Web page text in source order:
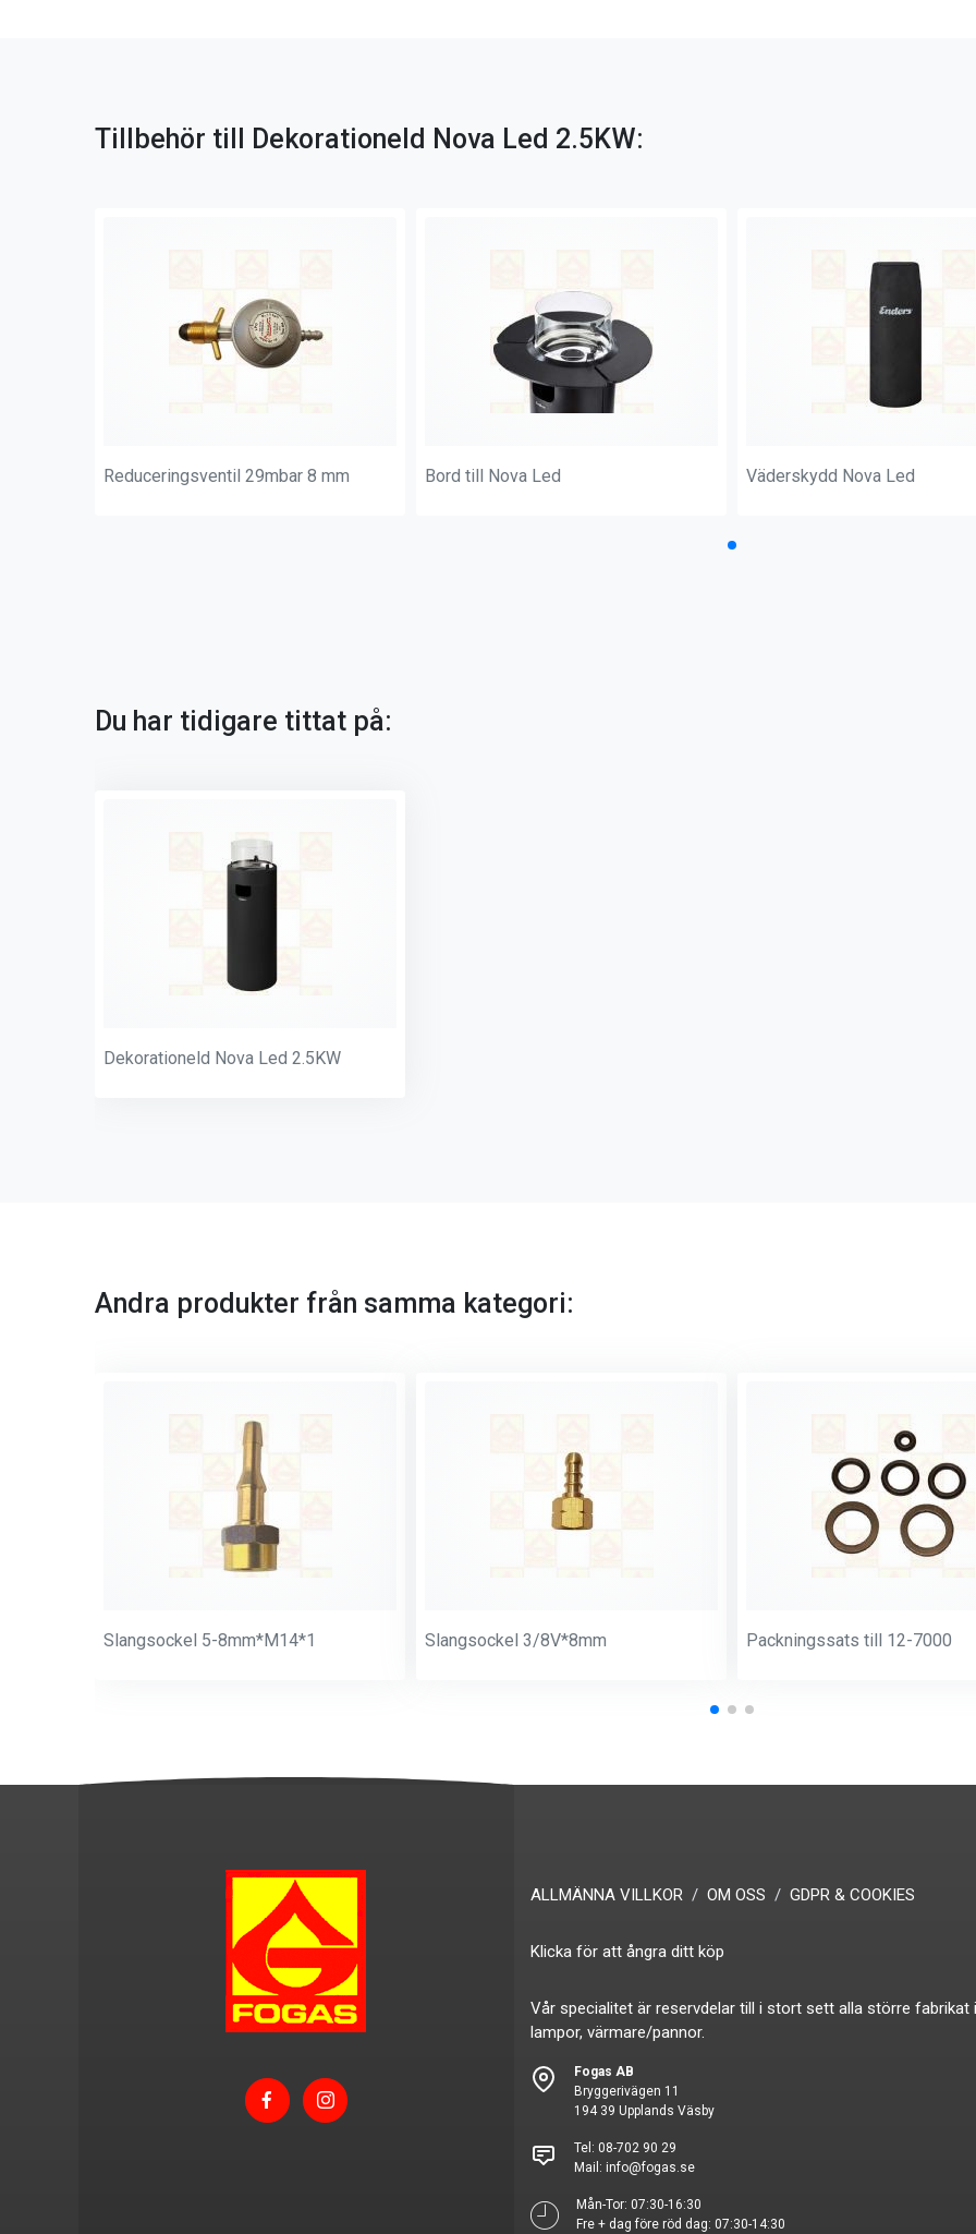
Tillbehör till Dekorationeld Nova Led 2.5KW:
Reduceringsventil 29mbar 8 mm Bord till Nova Led Väderskydd Nova Led
Du har tidigare tittat på:
Dekorationeld Nova Led 2.5KW
Andra produkter från samma kategori:
Slangsockel 5-8mm*M14*1 Slangsockel 3/8V*8mm Packningssats till 12-7000
ALLMÄNNA VILLKOR OM OSS GDPR & COOKIES
Klicka för att ångra ditt köp
Vår specialitet är reservdelar till i stort sett alla större
lampor, värmare/pannor.
Fogas AB
Bryggerivägen 11
194 39 Upplands Väsby
Tel: 08-702 90 29
Mail: info@fogas.se
Mån-Tor: 07:30-16:30
Fre + dag före röd dag: 07:30-14:30